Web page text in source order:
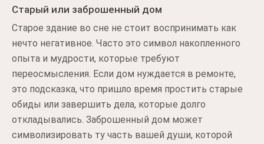
Старый или заброшенный дом
Старое здание во сне не стоит воспринимать как
нечто негативное. Часто это символ накопленного
опыта и мудрости, которые требуют
переосмысления. Если дом нуждается в ремонте,
это подсказка, что пришло время простить старые
обиды или завершить дела, которые долго
откладывались. Заброшенный дом может
символизировать ту часть вашей души, которой